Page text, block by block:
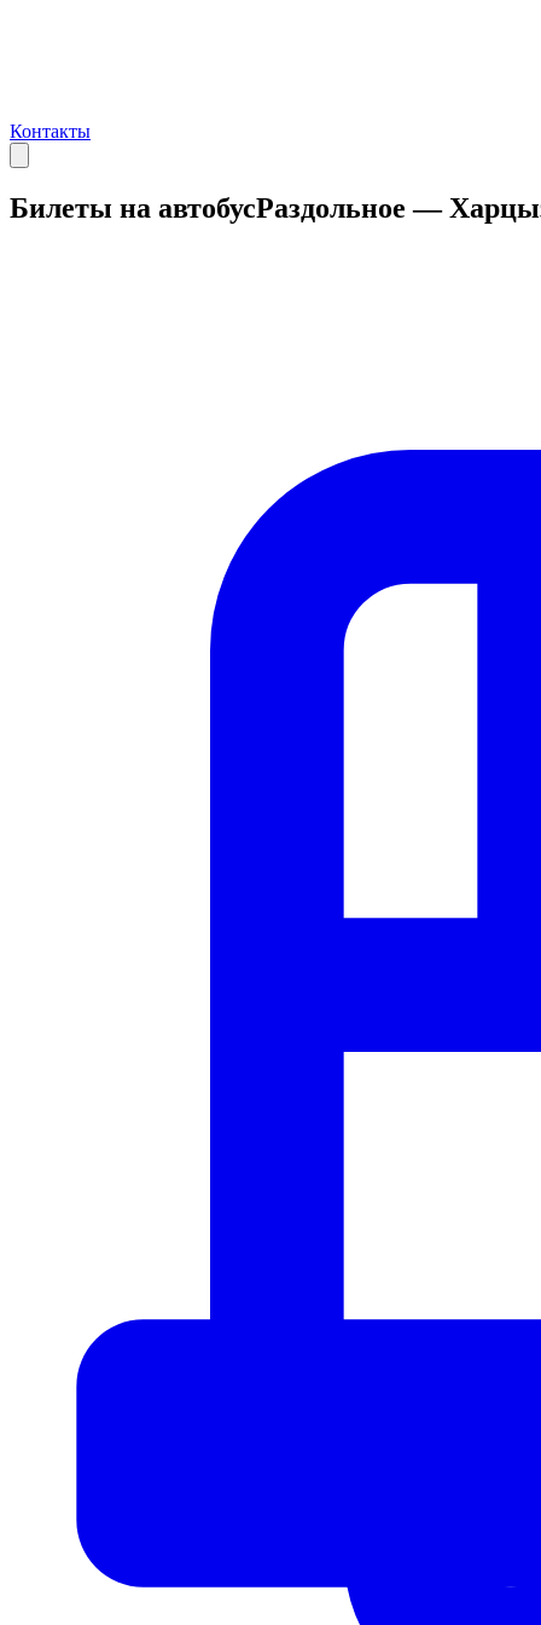
Контакты
Билеты на автобусРаздольное —